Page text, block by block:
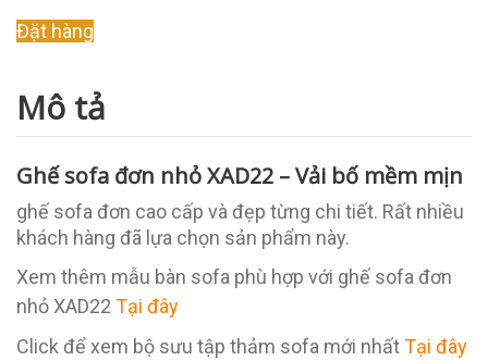
Original
was:
3.500.000 ₫.
Current
2.500.000 ₫.
Đặt hàng
Mô tả
Ghế sofa đơn nhỏ XAD22 – Vải bố mềm mịn
ghế sofa đơn cao cấp và đẹp từng chi tiết. Rất nhiều
khách hàng đã lựa chọn sản phẩm này.
Xem thêm mẫu bàn sofa phù hợp với ghế sofa đơn
nhỏ XAD22 Tại đây
Click để xem bộ sưu tập thảm sofa mới nhấtTại đây